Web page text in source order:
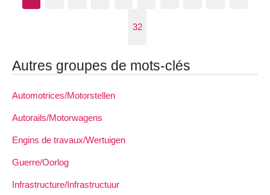
32
Autres groupes de mots-clés
Automotrices/Motorstellen
Autorails/Motorwagens
Engins de travaux/Wertuigen
Guerre/Oorlog
Infrastructure/Infrastructuur